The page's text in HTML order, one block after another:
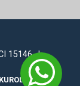
15146-J
KUROLE